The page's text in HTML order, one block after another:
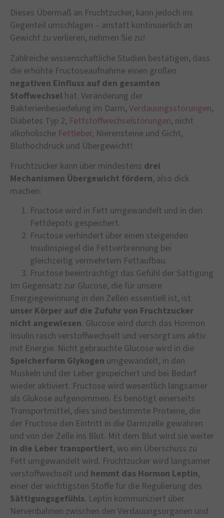
Dieses Übermaß an Fruchtzucker, kann jedoch ins
Gegenteil umschlagen – anstatt kontinuierlich an
Gewicht zu verlieren, nehmen Sie zu!
Zahlreiche wissenschaftliche Studien bestätigen, dass
die erhöhte Fructoseaufnahme einen großen
negativen Einfluss auf den gesamten
Stoffwechsel hat. Veränderung der
Bakterienbesiedelung im Darm, Verdauungsstörungen,
Diabetes Typ 2, Fettstoffwechselstörungen, nicht
alkoholische Fettleber, Nierensteine und Gicht,
Bluthochdruck und Übergewicht!
Fruchtzucker kann über mindestens drei
Mechanismen Übergewicht fördern, also dick
machen:
Fructose wird in Fett umgewandelt und in den
Fettdepots gespeichert.
Fructose verhindert über einen steigenden
Insulinspiegel die Fettverbrennung bei
gleichzeitig vermehrtem Fettaufbau.
Fructose beeinträchtigt das Gefühl der Sättigung
Im Gegensatz zur Glucose, die für unsere
Energiegewinnung in den Zellen essentiell ist, ist
unser Körper auf die Zufuhr von Fruchtzucker
nicht angewiesen. Glucose wird durch das Hormon
Insulin rasch verstoffwechselt und versorgt uns aktiv
mit Energie. Nicht gebrauchte Glucose wird in die
Speicherform Glykogen umgewandelt, in den
Muskeln und der Leber gespeichert und bei Bedarf
wieder aktiviert. Fructose wird wesentlich langsamer
als Glukose aufgenommen. Es benötigt einerseits
Transportmittel, dies sind bestimmte Proteine, die
der Fructose den Eintritt in die Darmzelle gewähren
und von der Zelle ins Blut. Mit dem Blut wird sie weiter
in die Leber transportiert, wo ein Überschuss zu
Fett umgewandelt wird. Fruchtzucker wird langsamer
verstoffwechselt und hemmt das Hormon Leptin,
einer der wichtigsten Stoffe für die Regulierung des
Sättigungsgefühls. Leptin kommuniziert über
Nervenbahnen zwischen den Verdauungsorganen und